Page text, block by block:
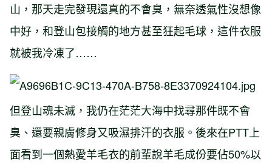
山，那天走完發現還真的不會臭，無奈透氣性沒想像
中好，和登山包接觸的地方甚至狂起毛球，這件衣服
就被我冷凍了……
但登山魂未滅，我仍在茫茫大海中找尋那件既不會
臭、還要親膚修身又吸濕排汗的衣服。後來在PTT上
面看到一個熱愛羊毛衣的前輩說羊毛成份要佔50%以